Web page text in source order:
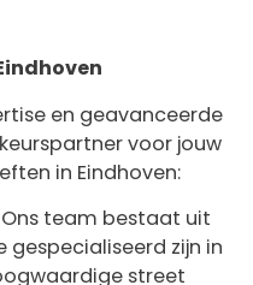
en geavanceerde
voor jouw
in Eindhoven:
team bestaat uit
zijn in
street